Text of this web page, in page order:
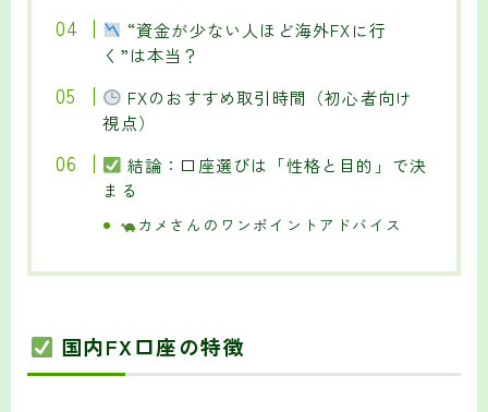
“資金が少ない人ほど海外FXに行
く”は本当？
FXのおすすめ取引時間（初心者向け
視点）
結論：口座選びは「性格と目的」で決
まる
カメさんのワンポイントアドバイス
国内FX口座の特徴